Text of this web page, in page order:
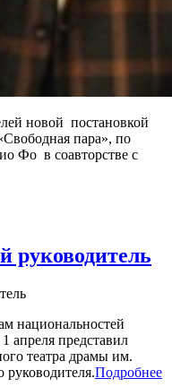
новой постановкой
пара», по
Фо в соавторстве с
руководитель
национальностей
представил
театра драмы им.
Подробнее